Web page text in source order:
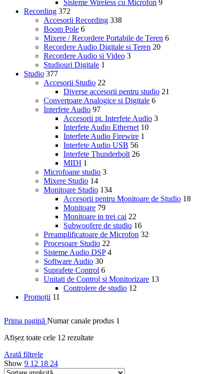
Sisteme Wireless cu Microfon 9
Recording 372
Accesorii Recording 338
Boom Pole 6
Mixere / Recordere Portabile de Teren 6
Recordere Audio Digitale si Teren 20
Recordere Audio si Video 3
Studiouri Digitale 1
Studio 377
Accesorii Studio 22
Diverse accesorii pentru studio 21
Convertoare Analogice si Digitale 6
Interfete Audio 97
Accesorii pt. Interfete Audio 3
Interfete Audio Ethernet 10
Interfete Audio Firewire 1
Interfete Audio USB 56
Interfete Thunderbolt 26
MIDI 1
Microfoane studio 3
Mixere Studio 14
Monitoare Studio 134
Accesorii pentru Monitoare de Studio 18
Monitoare 79
Monitoare in trei cai 22
Subwoofere de studio 16
Preamplificatoare de Microfon 32
Procesoare Studio 22
Sisteme Audio DSP 4
Software Audio 30
Suprafete Control 6
Unitati de Control si Monitorizare 13
Controlere de studio 12
Promoții 11
Prima pagină Numar canale produs 1
Afișez toate cele 12 rezultate
Arată filtrele
Show 9 12 18 24